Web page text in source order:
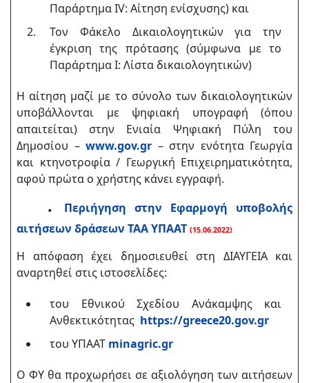
Παράρτημα IV: Αίτηση ενίσχυσης) και
Τον Φάκελο Δικαιολογητικών για την
έγκριση της πρότασης (σύμφωνα με το
Παράρτημα Ι: Λίστα δικαιολογητικών)
Η αίτηση μαζί με το σύνολο των δικαιολογητικών
υποβάλλονται με ψηφιακή υπογραφή (όπου
απαιτείται) στην Ενιαία Ψηφιακή Πύλη του
Δημοσίου – www.gov.gr – στην ενότητα Γεωργία
και κτηνοτροφία / Γεωργική Επιχειρηματικότητα,
αφού πρώτα ο χρήστης κάνει εγγραφή.
.
Περιήγηση στην Εφαρμογή υποβολής
αιτήσεων δράσεων ΤΑΑ ΥΠΑΑΤ (15.06.2022)
Η απόφαση έχει δημοσιευθεί στη ΔΙΑΥΓΕΙΑ και
αναρτηθεί στις ιστοσελίδες:
του Εθνικού Σχεδίου Ανάκαμψης και
Ανθεκτικότητας https://greece20.gov.gr
του ΥΠΑΑΤ minagric.gr
Ο ΦΥ θα προχωρήσει σε αξιολόγηση των αιτήσεων